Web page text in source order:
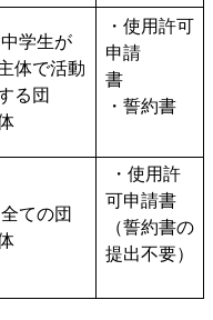
中学生が
体で活動
る団
・使用許可
申請
書
・誓約書
全ての団
・使用許
可申請書
（誓約書の
提出不要）